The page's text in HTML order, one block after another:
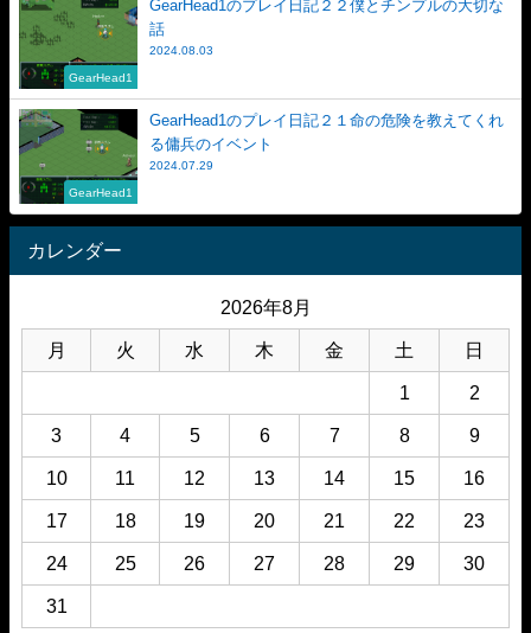
GearHead1
GearHead1のプレイ日記２２僕とチンプルの大切な
話
2024.08.03
GearHead1
GearHead1のプレイ日記２１命の危険を教えてくれ
る傭兵のイベント
2024.07.29
カレンダー
2026年8月
月 火 水 木 金 土 日
1 2
3 4 5 6 7 8 9
10 11 12 13 14 15 16
17 18 19 20 21 22 23
24 25 26 27 28 29 30
31